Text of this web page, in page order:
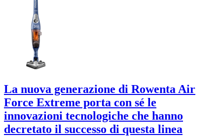
La nuova generazione di Rowenta Air
Force Extreme porta con sé le
innovazioni tecnologiche che hanno
decretato il successo di questa linea